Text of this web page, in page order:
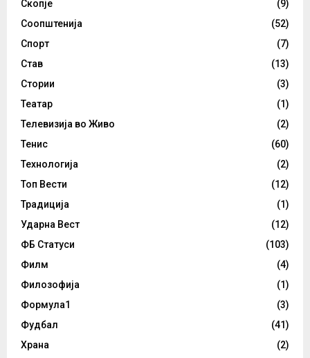
Скопје
(9)
Соопштенија
(52)
Спорт
(7)
Став
(13)
Стории
(3)
Театар
(1)
Телевизија во Живо
(2)
Тенис
(60)
Технологија
(2)
Топ Вести
(12)
Традиција
(1)
Ударна Вест
(12)
ФБ Статуси
(103)
Филм
(4)
Филозофија
(1)
Формула1
(3)
Фудбал
(41)
Храна
(2)